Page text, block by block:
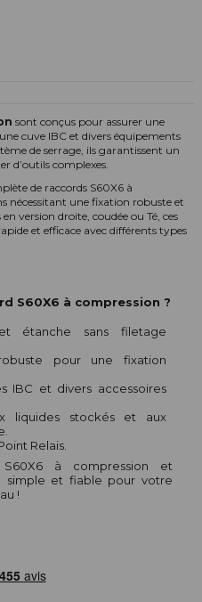
sont conçus pour assurer une
cuve IBC et divers équipements
de serrage, ils garantissent un
d’outils complexes.
de raccords S60X6 à
nécessitant une fixation robuste et
version droite, coudée ou Té, ces
et efficace avec différents types
S60X6 à compression ?
étanche sans filetage
pour une fixation
IBC et divers accessoires
liquides stockés et aux
Relais.
à compression et
simple et fiable pour votre
!